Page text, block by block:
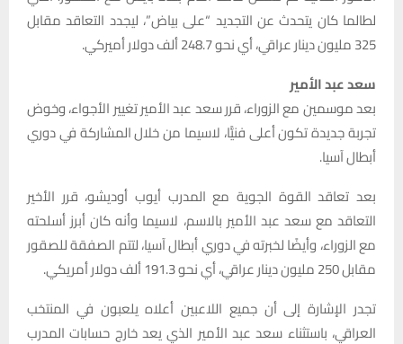
لطالما كان يتحدث عن التجديد “على بياض”، ليجدد التعاقد مقابل
325 مليون دينار عراقي، أي نحو 248.7 ألف دولار أميركي.
سعد عبد الأمير
بعد موسمين مع الزوراء، قرر سعد عبد الأمير تغيير الأجواء، وخوض
تجربة جديدة تكون أعلى فنيًّا، لاسيما من خلال المشاركة في دوري
أبطال آسيا.
بعد تعاقد القوة الجوية مع المدرب أيوب أوديشو، قرر الأخير
التعاقد مع سعد عبد الأمير بالاسم، لاسيما وأنه كان أبرز أسلحته
مع الزوراء، وأيضًا لخبرته في دوري أبطال آسيا، لتتم الصفقة للصقور
مقابل 250 مليون دينار عراقي، أي نحو 191.3 ألف دولار أمريكي.
تجدر الإشارة إلى أن جميع اللاعبين أعلاه يلعبون في المنتخب
العراقي، باستثناء سعد عبد الأمير الذي يعد خارج حسابات المدرب